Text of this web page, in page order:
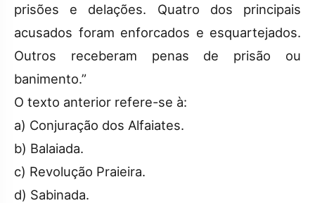
prisões e delações. Quatro dos principais
acusados foram enforcados e esquartejados.
Outros receberam penas de prisão ou
banimento.”
O texto anterior refere-se à:
a) Conjuração dos Alfaiates.
b) Balaiada.
c) Revolução Praieira.
d) Sabinada.